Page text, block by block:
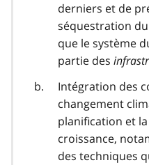
derniers et de
séquestration
que le système
partie des
Intégration des
changement
planification et
croissance,
des techniques